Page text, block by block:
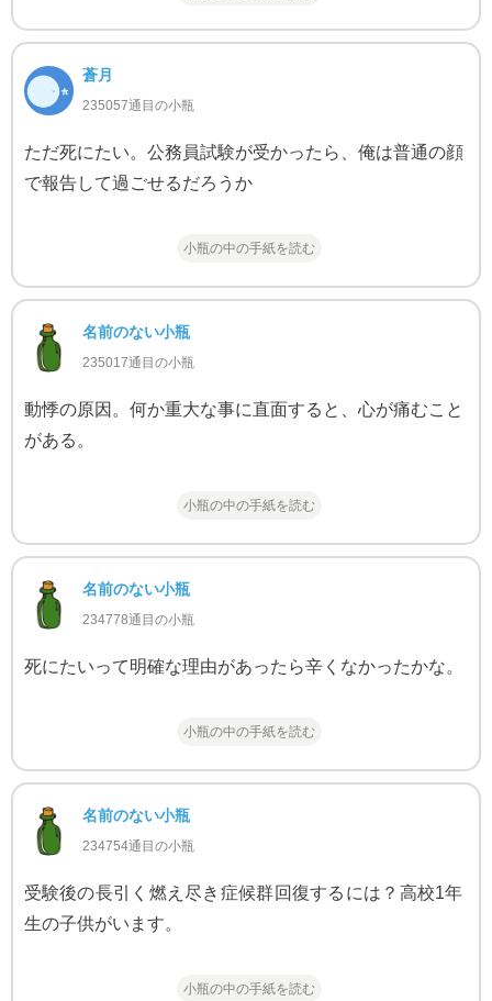
蒼月
235057通目の小瓶
ただ死にたい。公務員試験が受かったら、俺は普通の顔
で報告して過ごせるだろうか
小瓶の中の手紙を読む
名前のない小瓶
235017通目の小瓶
動悸の原因。何か重大な事に直面すると、心が痛むこと
がある。
小瓶の中の手紙を読む
名前のない小瓶
234778通目の小瓶
死にたいって明確な理由があったら辛くなかったかな。
小瓶の中の手紙を読む
名前のない小瓶
234754通目の小瓶
受験後の長引く燃え尽き症候群回復するには？高校1年
生の子供がいます。
小瓶の中の手紙を読む